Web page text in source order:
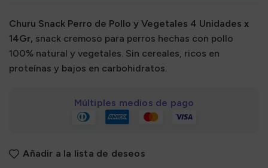
Churu Snack Perro de Pollo y Vegetales 4 Unidades x
14Gr, snack cremoso para perros hechas con pollo
100% natural y vegetales. Sin cereales, ricos en
proteínas y bajos en carbohidratos.
Múltiples medios de pago
Añadir a la lista de deseos